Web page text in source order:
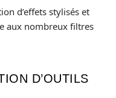
d’effets stylisés et
aux nombreux filtres
D’OUTILS